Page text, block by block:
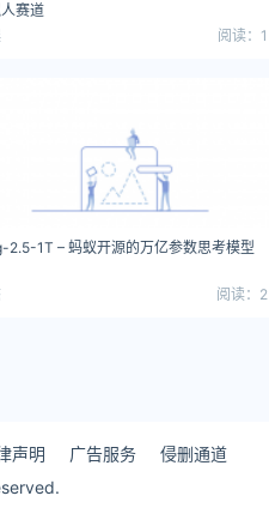
赛道
阅读：1
2.5-1T – 蚂蚁开源的万亿参数思考模型
阅读：2
声明 广告服务
侵删通道